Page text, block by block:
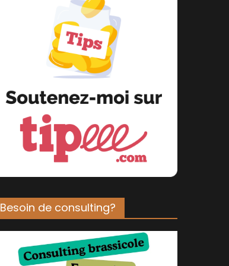
Besoin de consulting?